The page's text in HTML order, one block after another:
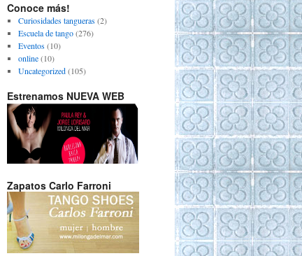
Conoce más!
Curiosidades tangueras(2)
Escuela de tango(276)
Eventos(10)
online(10)
Uncategorized(105)
Estrenamos NUEVA WEB
Zapatos Carlo Farroni